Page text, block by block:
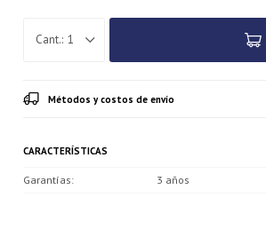
¡ME INTERESA!
1
Métodos y costos de envío
CARACTERÍSTICAS
Garantías 3 años